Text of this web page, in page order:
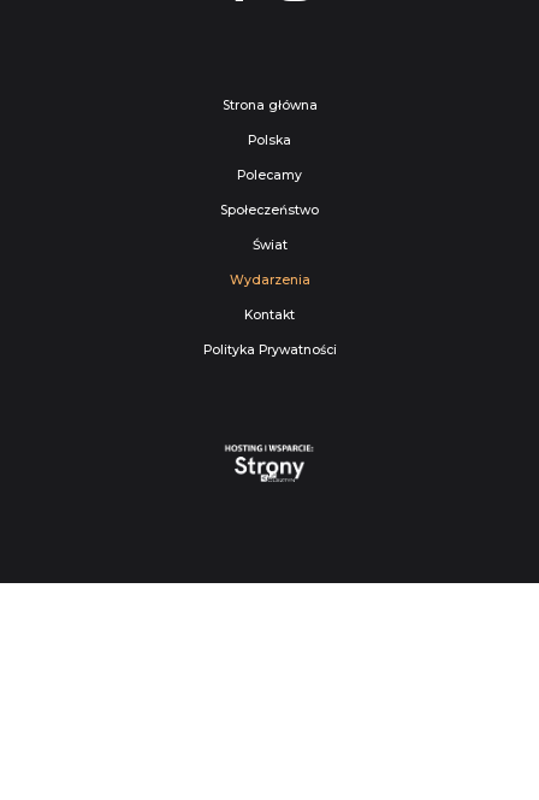
Strona główna
Polska
Polecamy
Społeczeństwo
Świat
Wydarzenia
Kontakt
Polityka Prywatności